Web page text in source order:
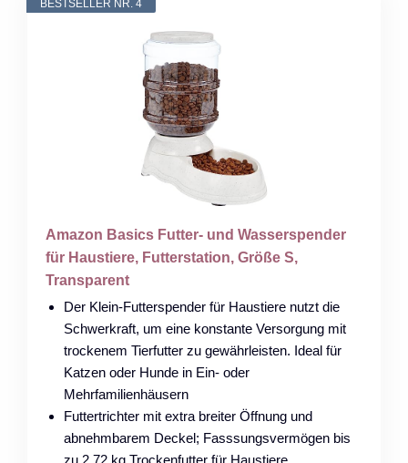
BESTSELLER NR. 4
Amazon Basics Futter- und Wasserspender
für Haustiere, Futterstation, Größe S,
Transparent
Der Klein-Futterspender für Haustiere nutzt die
Schwerkraft, um eine konstante Versorgung mit
trockenem Tierfutter zu gewährleisten. Ideal für
Katzen oder Hunde in Ein- oder
Mehrfamilienhäusern
Futtertrichter mit extra breiter Öffnung und
abnehmbarem Deckel; Fasssungsvermögen bis
zu 2,72 kg Trockenfutter für Haustiere